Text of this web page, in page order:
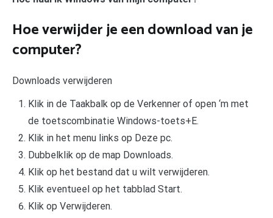
Hoe verwijder je een download van je
computer?
Downloads verwijderen
Klik in de Taakbalk op de Verkenner of open ‘m met
de toetscombinatie Windows-toets+E.
Klik in het menu links op Deze pc.
Dubbelklik op de map Downloads.
Klik op het bestand dat u wilt verwijderen.
Klik eventueel op het tabblad Start.
Klik op Verwijderen.